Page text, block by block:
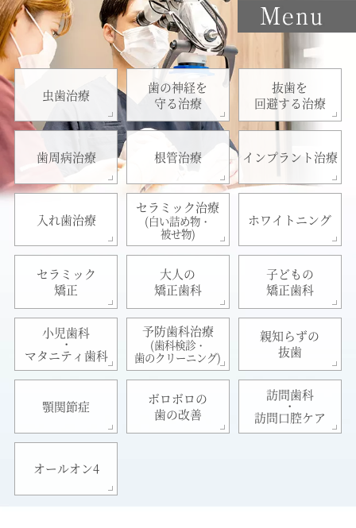
虫歯治療
歯の神経を
守る治療
抜歯を
回避する治療
歯周病治療 根管治療 インプラント治療
入れ歯治療
セラミック治療
(白い詰め物・
被せ物)
ホワイトニング
セラミック
矯正
大人の
矯正歯科
子どもの
矯正歯科
小児歯科
・
マタニティ歯科
予防歯科治療
(歯科検診・
歯のクリーニング)
親知らずの
抜歯
顎関節症
ボロボロの
歯の改善
訪問歯科
・
訪問口腔ケア
オールオン4